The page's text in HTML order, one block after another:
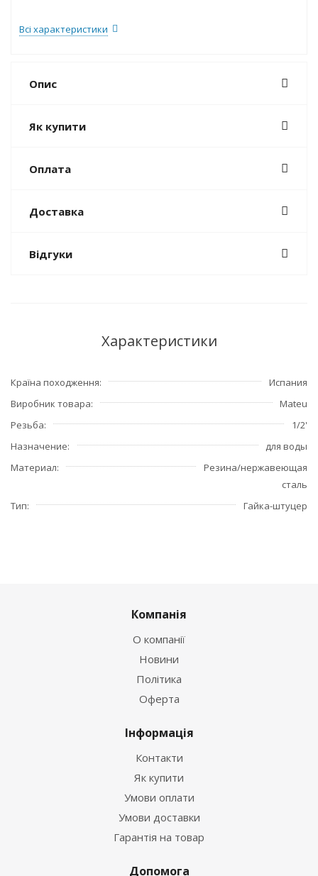
Всі характеристики
Опис
Як купити
Оплата
Доставка
Відгуки
Характеристики
Країна походження
Испания
Виробник товара
Mateu
Резьба
1/2'
Назначение
для воды
Материал
Резина/нержавеющая
сталь
Тип
Гайка-штуцер
Компанія
О компанії
Новини
Політика
Оферта
Інформація
Контакти
Як купити
Умови оплати
Умови доставки
Гарантія на товар
Допомога